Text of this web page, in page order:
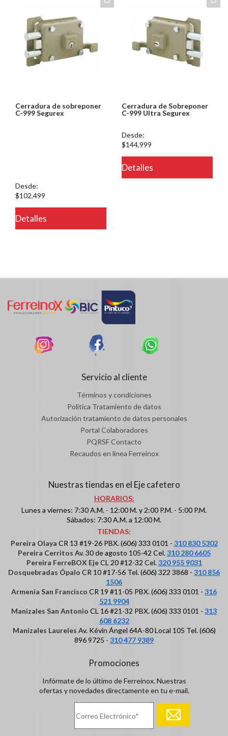
Cerradura de sobreponer
C-999 Segurex
/PageGearCloud/www/html/es/dominios/ferreinox.pagegear.co/
Desde:
$102,499
Detalles
Cerradura de Sobreponer
C-999 Ultra Segurex
Desde:
$144,999
Detalles
Servicio al cliente
Términos y condiciones
Política Tratamiento de datos
Autorización tratamiento de datos personales
Portal Colaboradores
PQRSF Contacto
Recaudos en línea Ferreinox
Nuestras tiendas en el Eje cafetero
HORARIOS:
Lunes a viernes: 7:30 A.M. - 12:00 M. y 2:00 P.M. - 5:00 P.M.
Sábados: 7:30 A.M. a 12:00 M.
TIENDAS:
Pereira Olaya CR 13 #19-26 PBX. (606) 333 0101 - 310 830 5302
Pereira Cerritos Av. 30 de agosto 105-42 Cel.310 280 6605
Pereira FerreBOX EjeCL 20 #12-32 Cel.320 955 9031
Dosquebradas Ópalo CR 10 #17-56 Tel. (606) 322 3868 - 310 856
1506
Armenia San Francisco CR 19 #11-05 PBX. (606) 333 0101 - 316
521 9904
Manizales San Antonio CL 16 #21-32 PBX. (606) 333 0101 - 313
608 6232
Manizales Laureles Av. Kévin Ángel 64A-80 Local 105 Tel. (606)
896 9725 - 310 477 9389
Promociones
Infórmate de lo último de Ferreinox. Nuestras
ofertas y novedades directamente en tu e-mail.